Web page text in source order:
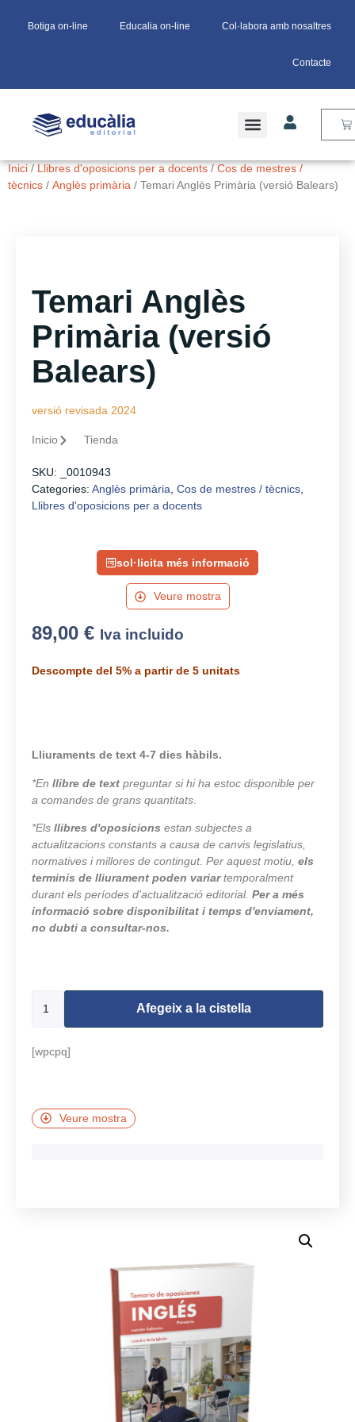
Botiga on-line Educalia on-line Col·labora amb nosaltres
Contacte
Inici/Llibres d'oposicions per a docents/Cos de mestres /
tècnics / Anglès primària / Temari Anglès Primària (versió Balears)
Temari Anglès
Primària (versió
Balears)
versió revisada 2024
Inicio Tienda
SKU:
_0010943
Categories: Anglès primària Cos de mestres / tècnics
Llibres d'oposicions per a docents
sol·licita més informació
Veure mostra
89,00 € Iva incluido
Descompte del 5% a partir de 5 unitats
Lliuraments de text 4-7 dies hàbils.
*En llibre de text preguntar si hi ha estoc disponible per
a comandes de grans quantitats
*Els llibres d'oposicions estan subjectes a
actualitzacions constants a causa de canvis legislatius,
normatives i millores de contingut. Per aquest motiu, els
terminis de lliurament poden variartemporalment
durant els períodes d'actualització editorial. Per a més
informació sobre disponibilitat i temps d'enviament,
no dubti a consultar-nos.
Afegeix a la cistella
[wpcpq]
Veure mostra